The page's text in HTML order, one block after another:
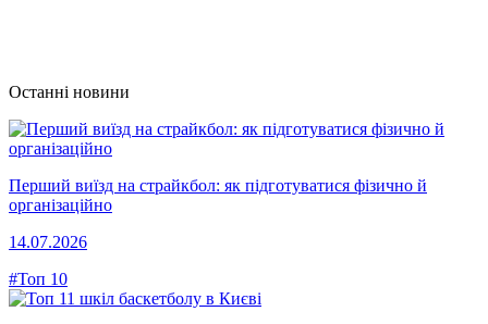
Останні новини
Перший виїзд на страйкбол: як підготуватися фізично й
організаційно
14.07.2026
#Топ 10